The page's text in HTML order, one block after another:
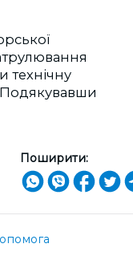
технічну
Подякувавши
Поширити: